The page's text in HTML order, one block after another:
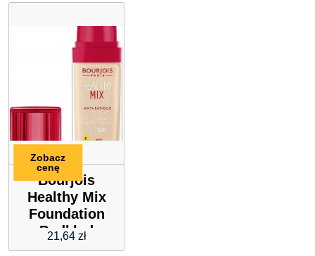
Bourjois
Healthy Mix
Foundation
Podkład
Rozświetlający
21,64 zł
Zobacz
cenę